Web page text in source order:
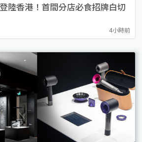
陸香港！首間分店必食招牌白切
4小時前